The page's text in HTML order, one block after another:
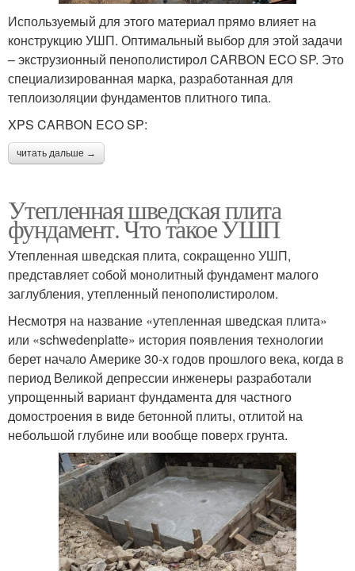
Используемый для этого материал прямо влияет на
конструкцию УШП. Оптимальный выбор для этой задачи
– экструзионный пенополистирол CARBON ECO SP. Это
специализированная марка, разработанная для
теплоизоляции фундаментов плитного типа.
XPS CARBON ECO SP:
читать дальше →
Утепленная шведская плита
фундамент. Что такое УШП
Утепленная шведская плита, сокращенно УШП,
представляет собой монолитный фундамент малого
заглубления, утепленный пенополистиролом.
Несмотря на название «утепленная шведская плита»
или «schwedenplatte» история появления технологии
берет начало Америке 30-х годов прошлого века, когда в
период Великой депрессии инженеры разработали
упрощенный вариант фундамента для частного
домостроения в виде бетонной плиты, отлитой на
небольшой глубине или вообще поверх грунта.